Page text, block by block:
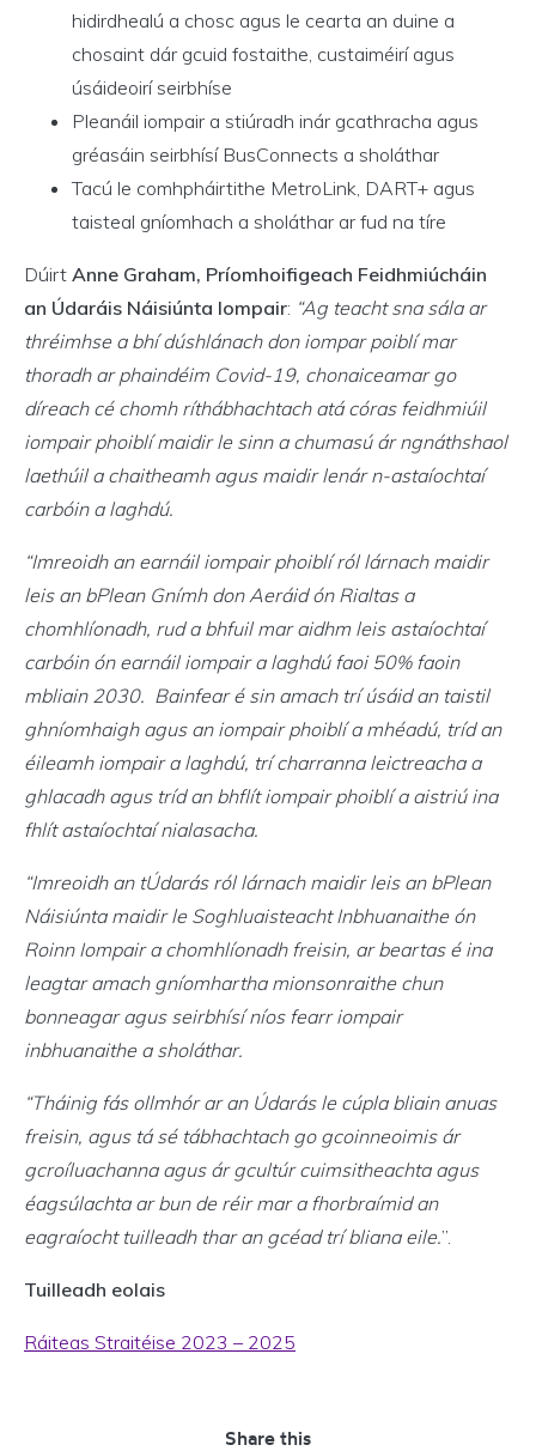
hidirdhealú a chosc agus le cearta an duine a
chosaint dár gcuid fostaithe, custaiméirí agus
úsáideoirí seirbhíse
Pleanáil iompair a stiúradh inár gcathracha agus
gréasáin seirbhísí BusConnects a sholáthar
Tacú le comhpháirtithe MetroLink, DART+ agus
taisteal gníomhach a sholáthar ar fud na tíre
Dúirt Anne Graham, Príomhoifigeach Feidhmiúcháin
an Údaráis Náisiúnta Iompair: “Ag teacht sna sála ar
thréimhse a bhí dúshlánach don iompar poiblí mar
thoradh ar phaindéim Covid-19, chonaiceamar go
díreach cé chomh ríthábhachtach atá córas feidhmiúil
iompair phoiblí maidir le sinn a chumasú ár ngnáthshaol
laethúil a chaitheamh agus maidir lenár n-astaíochtaí
carbóin a laghdú.
“Imreoidh an earnáil iompair phoiblí ról lárnach maidir
leis an bPlean Gnímh don Aeráid ón Rialtas a
chomhlíonadh, rud a bhfuil mar aidhm leis astaíochtaí
carbóin ón earnáil iompair a laghdú faoi 50% faoin
mbliain 2030. Bainfear é sin amach trí úsáid an taistil
ghníomhaigh agus an iompair phoiblí a mhéadú, tríd an
éileamh iompair a laghdú, trí charranna leictreacha a
ghlacadh agus tríd an bhflít iompair phoiblí a aistriú ina
fhlít astaíochtaí nialasacha.
“Imreoidh an tÚdarás ról lárnach maidir leis an bPlean
Náisiúnta maidir le Soghluaisteacht Inbhuanaithe ón
Roinn Iompair a chomhlíonadh freisin, ar beartas é ina
leagtar amach gníomhartha mionsonraithe chun
bonneagar agus seirbhísí níos fearr iompair
inbhuanaithe a sholáthar.
“Tháinig fás ollmhór ar an Údarás le cúpla bliain anuas
freisin, agus tá sé tábhachtach go gcoinneoimis ár
gcroíluachanna agus ár gcultúr cuimsitheachta agus
éagsúlachta ar bun de réir mar a fhorbraímid an
eagraíocht tuilleadh thar an gcéad trí bliana eile.”.
Tuilleadh eolais
Ráiteas Straitéise 2023 – 2025
Share this